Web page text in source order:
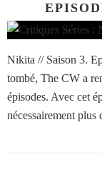
Nikita // Saison 3.
tombé, The CW a
épisodes. Avec cet
nécessairement